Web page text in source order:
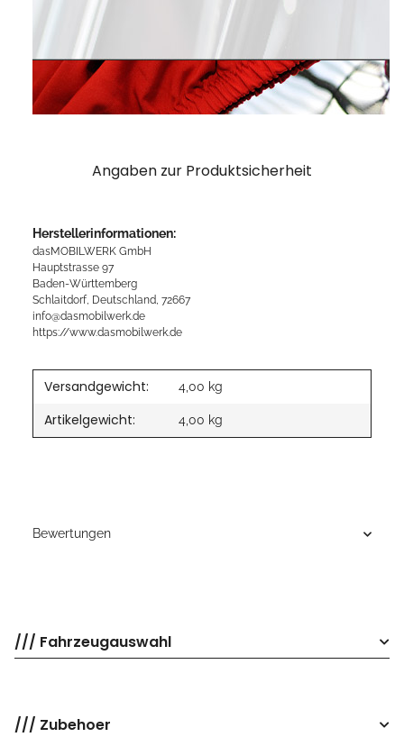
Angaben zur Produktsicherheit
Herstellerinformationen:
dasMOBILWERK GmbH
Hauptstrasse 97
Baden-Württemberg
Schlaitdorf, Deutschland, 72667
info@dasmobilwerk.de
https://www.dasmobilwerk.de
Versandgewicht: 4,00 kg
Artikelgewicht: 4,00 kg
Bewertungen
/// Fahrzeugauswahl
/// Zubehoer